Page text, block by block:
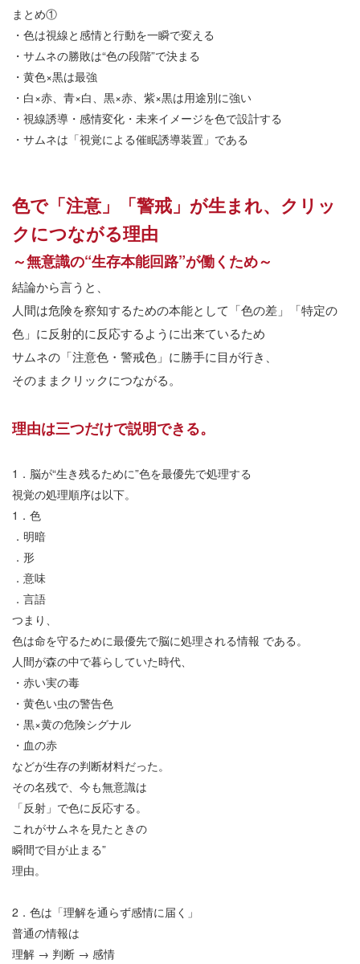
まとめ①
・色は視線と感情と行動を一瞬で変える
・サムネの勝敗は“色の段階”で決まる
・黄色×黒は最強
・白×赤、青×白、黒×赤、紫×黒は用途別に強い
・視線誘導・感情変化・未来イメージを色で設計する
・サムネは「視覚による催眠誘導装置」である
色で「注意」「警戒」が生まれ、クリッ
クにつながる理由
～無意識の“生存本能回路”が働くため～
結論から言うと、
人間は危険を察知するための本能として「色の差」「特定の
色」に反射的に反応するように出来ているため
サムネの「注意色・警戒色」に勝手に目が行き、
そのままクリックにつながる。
理由は三つだけで説明できる。
1 ．脳が“生き残るために”色を最優先で処理する
視覚の処理順序は以下。
1 ．色
．明暗
．形
．意味
．言語
つまり、
色は命を守るために最優先で脳に処理される情報 である。
人間が森の中で暮らしていた時代、
・赤い実の毒
・黄色い虫の警告色
・黒×黄の危険シグナル
・血の赤
などが生存の判断材料だった。
その名残で、今も無意識は
「反射」で色に反応する。
これがサムネを見たときの
瞬間で目が止まる”
理由。
2 ．色は「理解を通らず感情に届く」
普通の情報は
理解 → 判断 → 感情